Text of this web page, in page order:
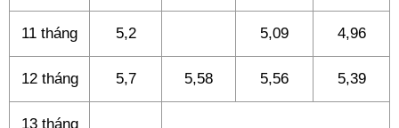
11 tháng 5,2 5,09 4,96
12 tháng 5,7 5,58 5,56 5,39
13 tháng